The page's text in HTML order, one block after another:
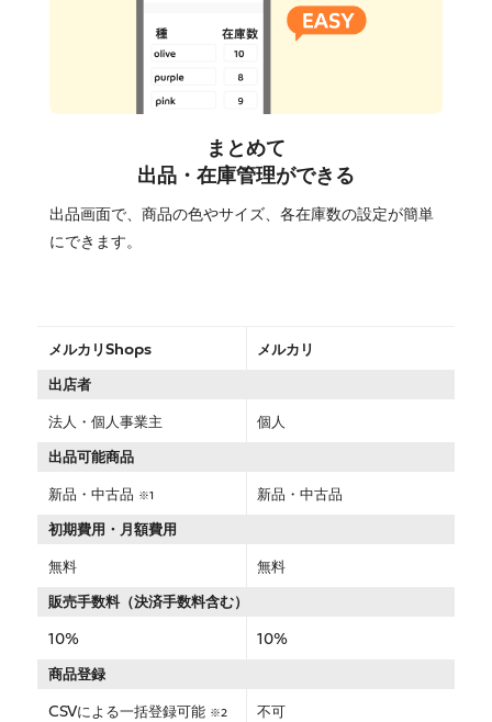
まとめて
出品・在庫管理ができる
出品画面で、商品の色やサイズ、各在庫数の設定が簡単
にできます。
メルカリShops メルカリ
出店者
法人・個人事業主 個人
出品可能商品
新品・中古品 ※1 新品・中古品
初期費用・月額費用
無料 無料
販売手数料（決済手数料含む）
10% 10%
商品登録
CSVによる一括登録可能 ※2 不可